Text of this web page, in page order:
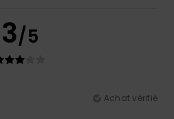
3/5
Achat vérifié